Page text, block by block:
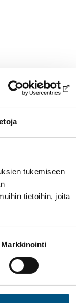
tukemiseen
tietoihin, joita
Markkinointi
osallistuu
iltana klo